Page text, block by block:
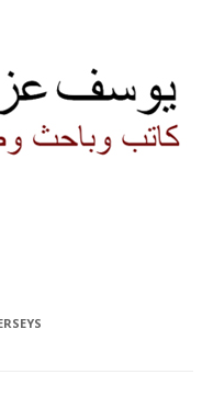
to content